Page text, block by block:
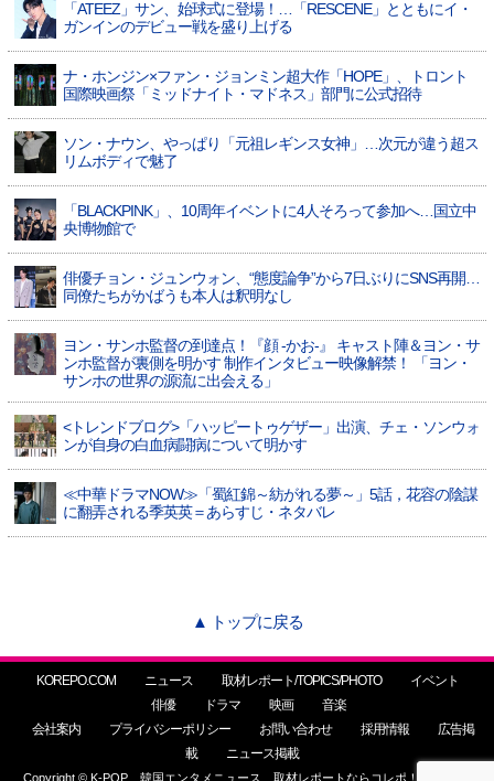
「ATEEZ」サン、始球式に登場！…「RESCENE」とともにイ・
ガンインのデビュー戦を盛り上げる
ナ・ホンジン×ファン・ジョンミン超大作「HOPE」、トロント
国際映画祭「ミッドナイト・マドネス」部門に公式招待
ソン・ナウン、やっぱり「元祖レギンス女神」…次元が違う超ス
リムボディで魅了
「BLACKPINK」、10周年イベントに4人そろって参加へ…国立中
央博物館で
俳優チョン・ジュンウォン、“態度論争”から7日ぶりにSNS再開…
同僚たちがかばうも本人は釈明なし
ヨン・サンホ監督の到達点！『顔 -かお-』 キャスト陣＆ヨン・サ
ンホ監督が裏側を明かす 制作インタビュー映像解禁！ 「ヨン・
サンホの世界の源流に出会える」
<トレンドブログ>「ハッピートゥゲザー」出演、チェ・ソンウォ
ンが自身の白血病闘病について明かす
≪中華ドラマNOW≫「蜀紅錦～紡がれる夢～」5話，花容の陰謀
に翻弄される季英英＝あらすじ・ネタバレ
▲ トップに戻る
KOREPO.COM ニュース 取材レポート/TOPICS/PHOTO
イベント
俳優
ドラマ 映画
音楽
会社案内
プライバシーポリシー お問い合わせ 採用情報
広告掲
載
ニュース掲載
Copyright © K-POP、韓国エンタメニュース、取材レポートならコレポ！ All Rights